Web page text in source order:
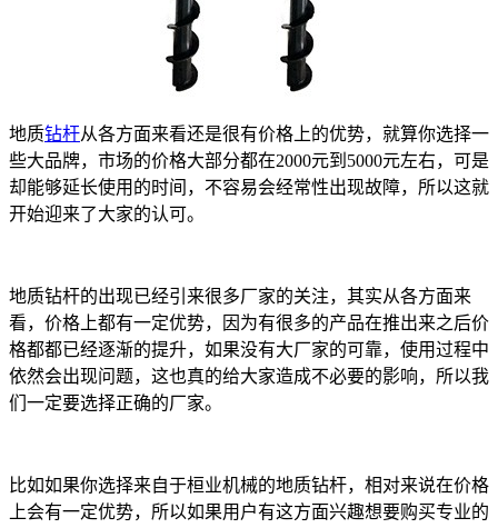
地质钻杆从各方面来看还是很有价格上的优势，就算你选择一
些大品牌，市场的价格大部分都在2000元到5000元左右，可是
却能够延长使用的时间，不容易会经常性出现故障，所以这就
开始迎来了大家的认可。
地质钻杆的出现已经引来很多厂家的关注，其实从各方面来
看，价格上都有一定优势，因为有很多的产品在推出来之后价
格都都已经逐渐的提升，如果没有大厂家的可靠，使用过程中
依然会出现问题，这也真的给大家造成不必要的影响，所以我
们一定要选择正确的厂家。
比如如果你选择来自于桓业机械的地质钻杆，相对来说在价格
上会有一定优势，所以如果用户有这方面兴趣想要购买专业的